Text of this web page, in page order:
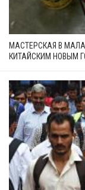
МАСТЕРСКАЯ В
КИТАЙСКИМ НОВЫМ